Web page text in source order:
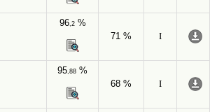
96,2%
71 %
I
95,88 %
68 %
I